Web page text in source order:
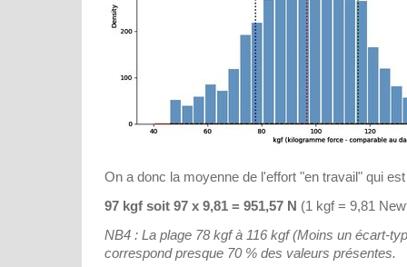
On a donc la moyenne de l'effort "en travail" qui
97 kgf soit 97 x 9,81 = 951,57 N (1 kgf = 9,81
NB4 : La plage 78 kgf à 116 kgf (Moins un écart-
correspond presque 70 % des valeurs présentes.